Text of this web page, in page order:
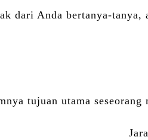
dari Anda bertanya-
tujuan utama